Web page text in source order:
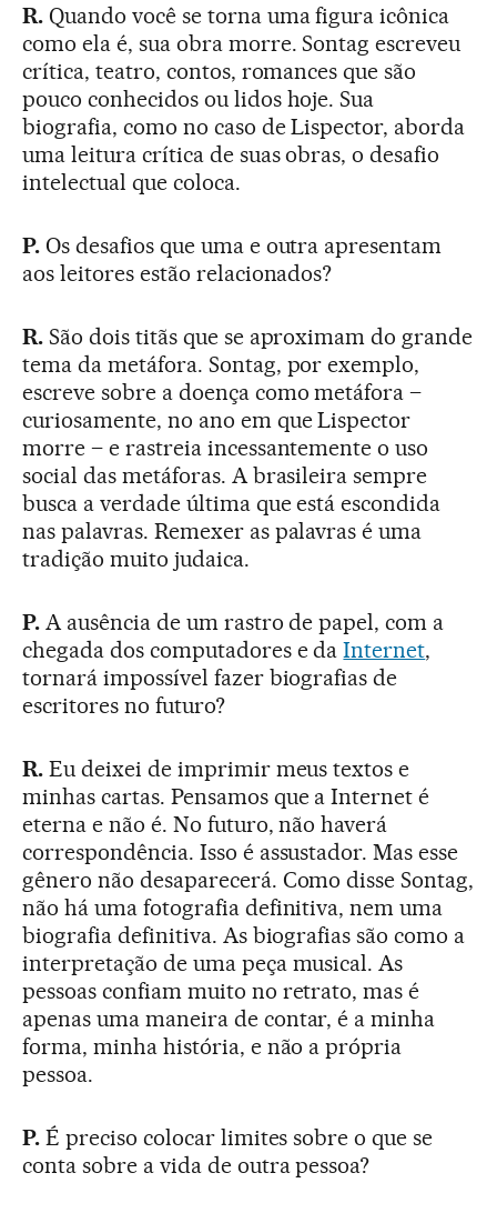
R.Quando você se torna uma figura icônica
como ela é, sua obra morre. Sontag escreveu
crítica, teatro, contos, romances que são
pouco conhecidos ou lidos hoje. Sua
biografia, como no caso de Lispector, aborda
uma leitura crítica de suas obras, o desafio
intelectual que coloca.
P.Os desafios que uma e outra apresentam
aos leitores estão relacionados?
R.São dois titãs que se aproximam do grande
tema da metáfora. Sontag, por exemplo,
escreve sobre a doença como metáfora –
curiosamente, no ano em que Lispector
morre – e rastreia incessantemente o uso
social das metáforas. A brasileira sempre
busca a verdade última que está escondida
nas palavras. Remexer as palavras é uma
tradição muito judaica.
P.A ausência de um rastro de papel, com a
chegada dos computadores e daInternet,
tornará impossível fazer biografias de
escritores no futuro?
R.Eu deixei de imprimir meus textos e
minhas cartas. Pensamos que a Internet é
eterna e não é. No futuro, não haverá
correspondência. Isso é assustador. Mas esse
gênero não desaparecerá. Como disse Sontag,
não há uma fotografia definitiva, nem uma
biografia definitiva. As biografias são como a
interpretação de uma peça musical. As
pessoas confiam muito no retrato, mas é
apenas uma maneira de contar, é a minha
forma, minha história, e não a própria
pessoa.
P.É preciso colocar limites sobre o que se
conta sobre a vida de outra pessoa?